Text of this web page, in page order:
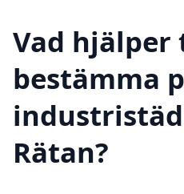
Vad
bestämma
Rätan?